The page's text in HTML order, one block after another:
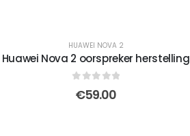
HUAWEI NOVA 2
Huawei Nova 2 oorspreker herstelling
out of 5
€59.00